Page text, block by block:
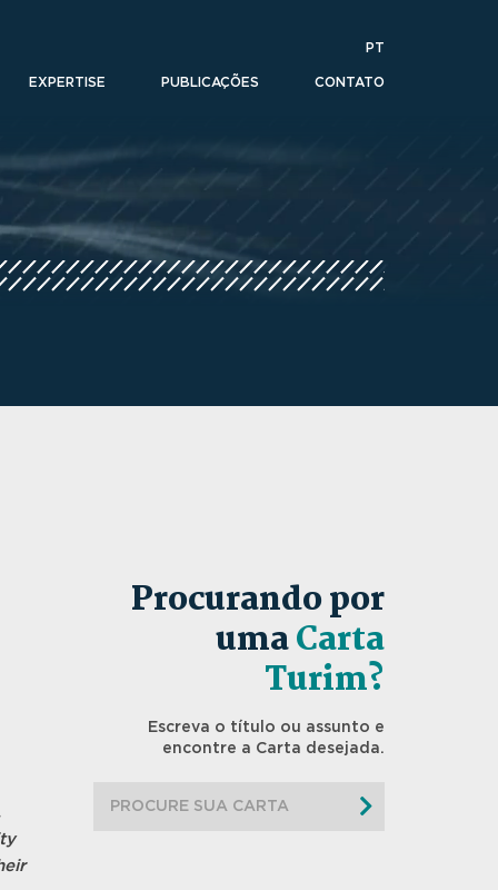
PT
EXPERTISE PUBLICAÇÕES CONTATO
Procurando por
umaCarta
Turim?
Escreva o título ou assunto e
encontre a Carta desejada.